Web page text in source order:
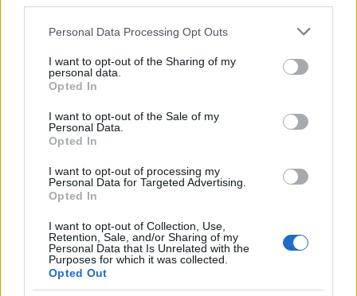
Please note that this website/app uses one or more Google
not limited to your visit or usage behaviour. You may click to
grant or deny consent to Google and its third-party tags to
use your data for below specified purposes in below Google
consent section.
Personal Data Processing Opt Outs
I want to opt-out of the Sharing of my
personal data.
Opted In
I want to opt-out of the Sale of my
Personal Data.
Opted In
I want to opt-out of processing my
Personal Data for Targeted Advertising.
Opted In
I want to opt-out of Collection, Use,
Retention, Sale, and/or Sharing of my
Personal Data that Is Unrelated with the
Purposes for which it was collected.
Opted Out
ascoltati e compresi. Non è solo una questione di
terapia, ma di costruire ponti verso un futuro più
luminoso. E tu, sei pronto a fare il primo passo?
AUTORE
Staff